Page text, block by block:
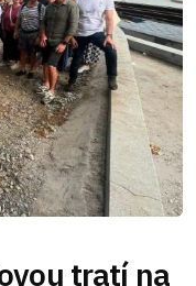
tratí na